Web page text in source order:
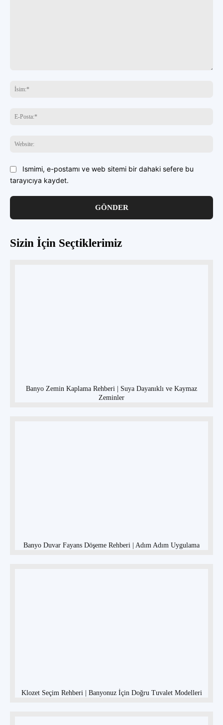
yazın
Ismimi, e-postamı ve web sitemi bir dahaki sefere bu
tarayıcıya kaydet.
Sizin İçin Seçtiklerimiz
Banyo Zemin Kaplama Rehberi | Suya Dayanıklı ve Kaymaz
Zeminler
Banyo Duvar Fayans Döşeme Rehberi | Adım Adım Uygulama
Klozet Seçim Rehberi | Banyonuz İçin Doğru Tuvalet Modelleri